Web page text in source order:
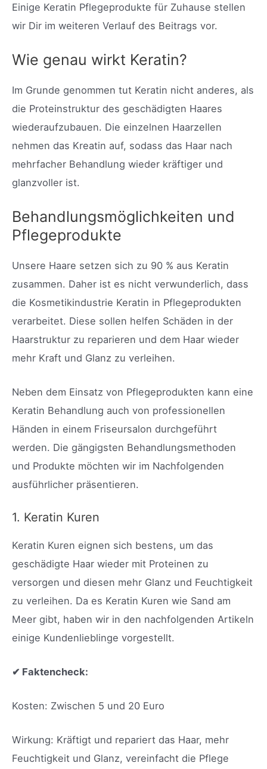
Einige Keratin Pflegeprodukte für Zuhause stellen
wir Dir im weiteren Verlauf des Beitrags vor.
Wie genau wirkt Keratin?
Im Grunde genommen tut Keratin nicht anderes, als
die Proteinstruktur des geschädigten Haares
wiederaufzubauen. Die einzelnen Haarzellen
nehmen das Kreatin auf, sodass das Haar nach
mehrfacher Behandlung wieder kräftiger und
glanzvoller ist.
Behandlungsmöglichkeiten und
Pflegeprodukte
Unsere Haare setzen sich zu 90 % aus Keratin
zusammen. Daher ist es nicht verwunderlich, dass
die Kosmetikindustrie Keratin in Pflegeprodukten
verarbeitet. Diese sollen helfen Schäden in der
Haarstruktur zu reparieren und dem Haar wieder
mehr Kraft und Glanz zu verleihen.
Neben dem Einsatz von Pflegeprodukten kann eine
Keratin Behandlung auch von professionellen
Händen in einem Friseursalon durchgeführt
werden. Die gängigsten Behandlungsmethoden
und Produkte möchten wir im Nachfolgenden
ausführlicher präsentieren.
1. Keratin Kuren
Keratin Kuren eignen sich bestens, um das
geschädigte Haar wieder mit Proteinen zu
versorgen und diesen mehr Glanz und Feuchtigkeit
zu verleihen. Da es Keratin Kuren wie Sand am
Meer gibt, haben wir in den nachfolgenden Artikeln
einige Kundenlieblinge vorgestellt.
✔ Faktencheck:
Kosten: Zwischen 5 und 20 Euro
Wirkung: Kräftigt und repariert das Haar, mehr
Feuchtigkeit und Glanz, vereinfacht die Pflege